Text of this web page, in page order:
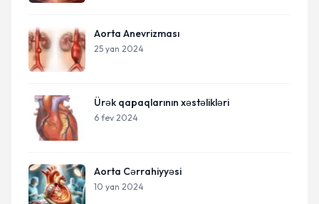
Aorta Anevrizması
25 yan 2024
Ürək qapaqlarının xəstəlikləri
6 fev 2024
Aorta Cərrahiyyəsi
10 yan 2024